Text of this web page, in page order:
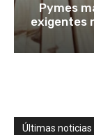
Pymes
exigentes
Últimas noticias